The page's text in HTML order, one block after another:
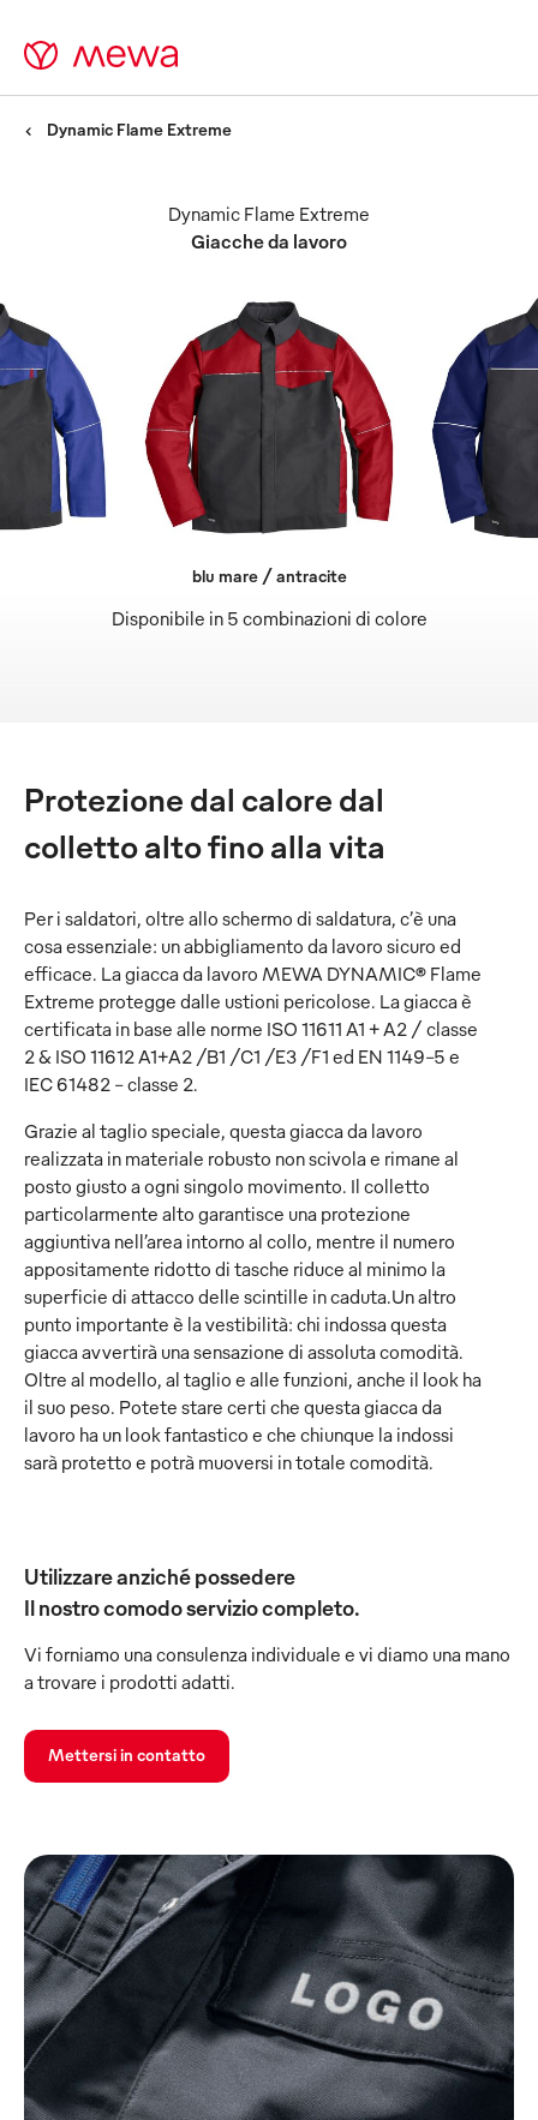
Dynamic Flame Extreme
Giacche da lavoro
Dynamic Flame Extreme
Disponibile in 5 combinazioni di colore
blu mare / antracite
Protezione dal calore dal
colletto alto fino alla vita
Per i saldatori, oltre allo schermo di saldatura, c’è una
cosa essenziale: un abbigliamento da lavoro sicuro ed
efficace. La giacca da lavoro MEWA DYNAMIC® Flame
Extreme protegge dalle ustioni pericolose. La giacca è
certificata in base alle norme ISO 11611 A1 + A2 / classe
2 & ISO 11612 A1+A2 /B1 /C1 /E3 /F1 ed EN 1149-5 e
IEC 61482 – classe 2.
Grazie al taglio speciale, questa giacca da lavoro
realizzata in materiale robusto non scivola e rimane al
posto giusto a ogni singolo movimento. Il colletto
particolarmente alto garantisce una protezione
aggiuntiva nell’area intorno al collo, mentre il numero
appositamente ridotto di tasche riduce al minimo la
superficie di attacco delle scintille in caduta.Un altro
punto importante è la vestibilità: chi indossa questa
giacca avvertirà una sensazione di assoluta comodità.
Oltre al modello, al taglio e alle funzioni, anche il look ha
il suo peso. Potete stare certi che questa giacca da
lavoro ha un look fantastico e che chiunque la indossi
sarà protetto e potrà muoversi in totale comodità.
Utilizzare anziché possedere
Il nostro comodo servizio completo.
Vi forniamo una consulenza individuale e vi diamo una mano
a trovare i prodotti adatti.
Mettersi in contatto